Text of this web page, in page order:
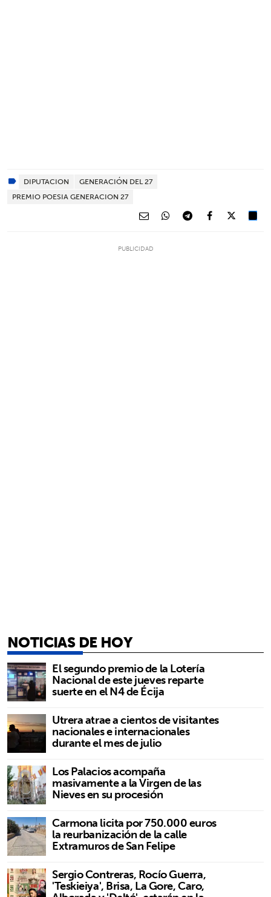
DIPUTACION
GENERACIÓN DEL 27
PREMIO POESIA GENERACION 27
NOTICIAS DE HOY
El segundo premio de la Lotería
Nacional de este jueves reparte
suerte en el N4 de Écija
Utrera atrae a cientos de visitantes
nacionales e internacionales
durante el mes de julio
Los Palacios acompaña
masivamente a la Virgen de las
Nieves en su procesión
Carmona licita por 750.000 euros
la reurbanización de la calle
Extramuros de San Felipe
Sergio Contreras, Rocío Guerra,
'Teskieiya', Brisa, La Gore, Caro,